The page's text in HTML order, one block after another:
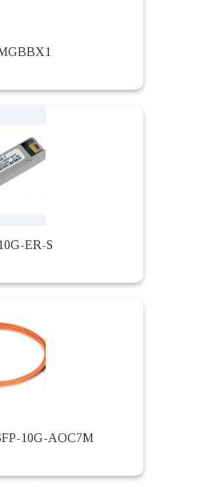
ER-S
10G-AOC7M